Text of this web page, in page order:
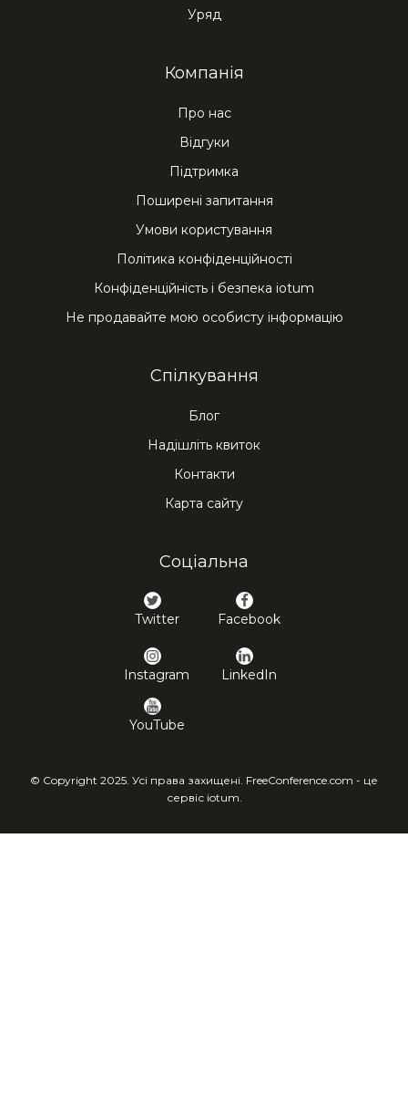
Уряд
Компанія
Про нас
Відгуки
Підтримка
Поширені запитання
Умови користування
Політика конфіденційності
Конфіденційність і безпека iotum
Не продавайте мою особисту інформацію
Спілкування
Блог
Надішліть квиток
Контакти
Карта сайту
Соціальна
Twitter Facebook
Instagram LinkedIn
YouTube
© Copyright 2025. Усі права захищені. FreeConference.com - це
сервіс iotum.